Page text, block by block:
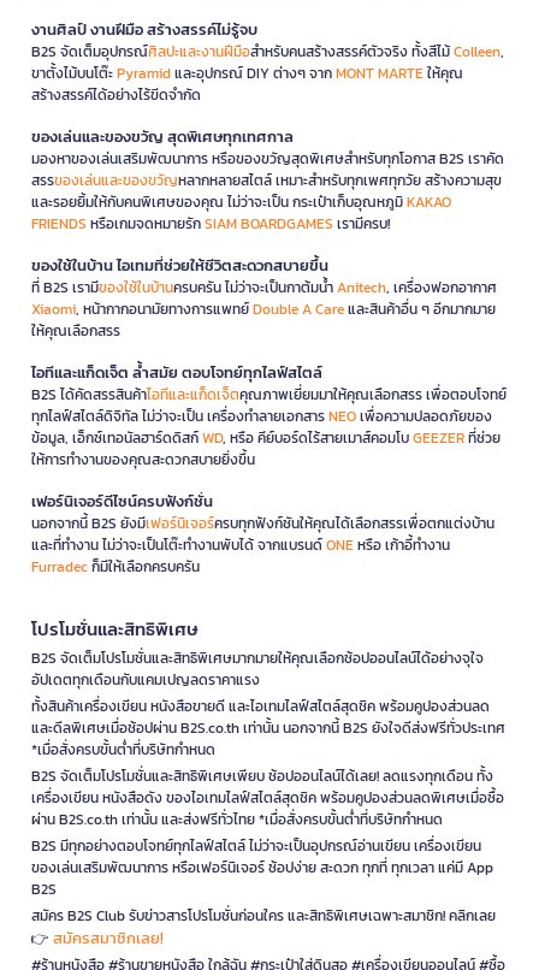
งานศิลป์ งานฝีมือ สร้างสรรค์ไม่รู้จบ
B2S จัดเต็มอุปกรณ์ศิลปะและงานฝีมือสำหรับคนสร้างสรรค์ตัวจริง ทั้งสีไม้Colleen,
ขาตั้งไม้บนโต๊ะPyramidและอุปกรณ์ DIY ต่างๆ จากMONT MARTEให้คุณ
สร้างสรรค์ได้อย่างไร้ขีดจำกัด
ของเล่นและของขวัญ สุดพิเศษทุกเทศกาล
มองหาของเล่นเสริมพัฒนาการ หรือของขวัญสุดพิเศษสำหรับทุกโอกาส B2S เราคัด
สรรของเล่นและของขวัญหลากหลายสไตล์ เหมาะสำหรับทุกเพศทุกวัย สร้างความสุข
และรอยยิ้มให้กับคนพิเศษของคุณ ไม่ว่าจะเป็น กระเป๋าเก็บอุณหภูมิKAKAO
FRIENDS หรือเกมจดหมายรักSIAM BOARDGAMES เรามีครบ!
ของใช้ในบ้าน ไอเทมที่ช่วยให้ชีวิตสะดวกสบายขึ้น
ที่ B2S เรามีของใช้ในบ้านครบครัน ไม่ว่าจะเป็นกาต้มน้ำAnitech, เครื่องฟอกอากาศ
Xiaomi, หน้ากากอนามัยทางการแพทย์Double A Careและสินค้าอื่น ๆ อีกมากมาย
ให้คุณเลือกสรร
ไอทีและแก็ดเจ็ต ล้ำสมัย ตอบโจทย์ทุกไลฟ์สไตล์
B2S ได้คัดสรรสินค้าไอทีและแก็ดเจ็ตคุณภาพเยี่ยมมาให้คุณเลือกสรร เพื่อตอบโจทย์
ทุกไลฟ์สไตล์ดิจิทัล ไม่ว่าจะเป็น เครื่องทำลายเอกสารNEOเพื่อความปลอดภัยของ
ข้อมูล, เอ็กซ์เทอนัลฮาร์ดดิสก์WD, หรือ คีย์บอร์ดไร้สายเมาส์คอมโบGEEZERที่ช่วย
ให้การทำงานของคุณสะดวกสบายยิ่งขึ้น
เฟอร์นิเจอร์ดีไซน์ครบฟังก์ชั่น
นอกจากนี้ B2S ยังมีเฟอร์นิเจอร์ครบทุกฟังก์ชันให้คุณได้เลือกสรรเพื่อตกแต่งบ้าน
และที่ทำงาน ไม่ว่าจะเป็นโต๊ะทำงานพับได้ จากแบรนด์ONEหรือ เก้าอี้ทำงาน
Furradecก็มีให้เลือกครบครัน
โปรโมชั่นและสิทธิพิเศษ
B2S จัดเต็มโปรโมชั่นและสิทธิพิเศษมากมายให้คุณเลือกช้อปออนไลน์ได้อย่างจุใจ
อัปเดตทุกเดือนกับแคมเปญลดราคาแรง
ทั้งสินค้าเครื่องเขียน หนังสือขายดี และไอเทมไลฟ์สไตล์สุดชิค พร้อมคูปองส่วนลด
และดีลพิเศษเมื่อช้อปผ่าน B2S.co.th เท่านั้น นอกจากนี้ B2S ยังใจดีส่งฟรีทั่วประเทศ
*เมื่อสั่งครบขั้นต่ำที่บริษัทกำหนด
B2S จัดเต็มโปรโมชั่นและสิทธิพิเศษเพียบ ช้อปออนไลน์ได้เลย! ลดแรงทุกเดือน ทั้ง
เครื่องเขียน หนังสือดัง ของไอเทมไลฟ์สไตล์สุดชิค พร้อมคูปองส่วนลดพิเศษเมื่อซื้อ
ผ่าน B2S.co.th เท่านั้น และส่งฟรีทั่วไทย *เมื่อสั่งครบขั้นต่ำที่บริษัทกำหนด
B2S มีทุกอย่างตอบโจทย์ทุกไลฟ์สไตล์ ไม่ว่าจะเป็นอุปกรณ์อ่านเขียน เครื่องเขียน
ของเล่นเสริมพัฒนาการ หรือเฟอร์นิเจอร์ ช้อปง่าย สะดวก ทุกที่ ทุกเวลา แค่มี App
B2S
สมัคร B2S Club รับข่าวสารโปรโมชั่นก่อนใคร และสิทธิพิเศษเฉพาะสมาชิก! คลิกเลย
👉 สมัครสมาชิกเลย!
#ร้านหนังสือ #ร้านขายหนังสือ ใกล้ฉัน #กระเป๋าใส่ดินสอ #เครื่องเขียนออนไลน์ #ซื้อ